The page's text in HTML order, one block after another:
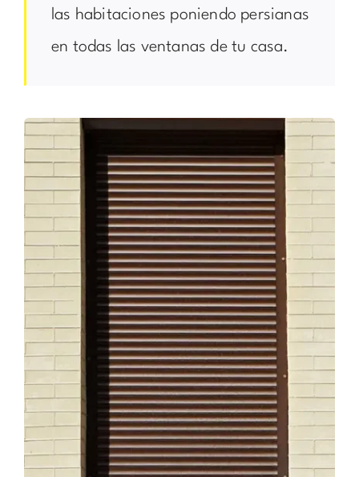
las habitaciones poniendo persianas
en todas las ventanas de tu casa.